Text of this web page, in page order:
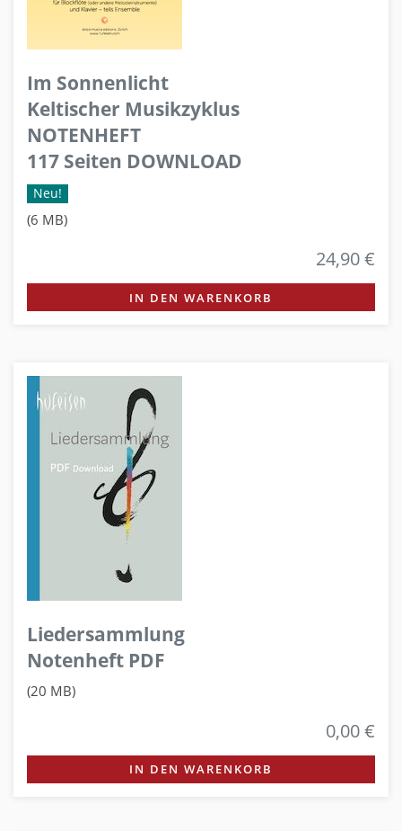
Im Sonnenlicht
Keltischer Musikzyklus
NOTENHEFT
117 Seiten DOWNLOAD
Neu!
(6 MB)
24,90 €
IN DEN WARENKORB
Liedersammlung
Notenheft PDF
(20 MB)
0,00 €
IN DEN WARENKORB